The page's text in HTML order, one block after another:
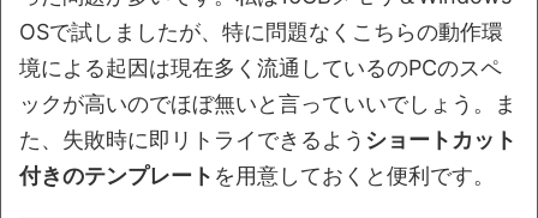
OSで試しましたが、特に問題なくこちらの動作環
境による起因は現在多く流通しているのPCのスペ
ックが高いのでほぼ無いと言っていいでしょう。ま
た、失敗時に即リトライできるよう ショートカット
付きのテンプレート を用意しておくと便利です。